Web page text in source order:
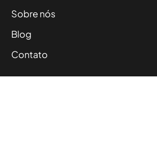
Sobre nós
Blog
Contato